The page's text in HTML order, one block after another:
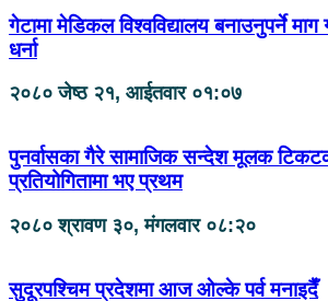
गेटामा मेडिकल विश्वविद्यालय बनाउनुपर्ने माग
धर्ना
२०८० जेष्ठ २१, आईतवार ०१:०७
पुनर्वासका गैरे सामाजिक सन्देश मूलक
प्रतियोगितामा भए प्रथम
२०८० श्रावण ३०, मंगलवार ०८:२०
सुदूरपश्चिम प्रदेशमा आज ओल्के पर्व मनाइदैँ